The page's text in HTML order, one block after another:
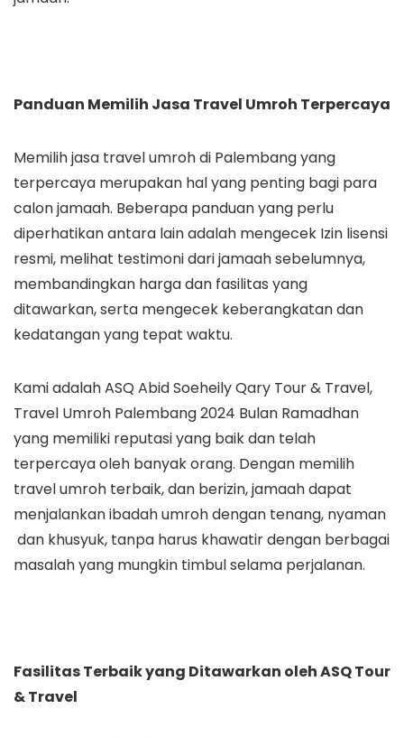
Panduan Memilih Jasa Travel Umroh Terpercaya
Memilih jasa travel umroh di Palembang yang
terpercaya merupakan hal yang penting bagi para
calon jamaah. Beberapa panduan yang perlu
diperhatikan antara lain adalah mengecek Izin lisensi
resmi, melihat testimoni dari jamaah sebelumnya,
membandingkan harga dan fasilitas yang
ditawarkan, serta mengecek keberangkatan dan
kedatangan yang tepat waktu.
Kami adalah ASQ Abid Soeheily Qary Tour & Travel,
Travel Umroh Palembang 2024 Bulan Ramadhan
yang memiliki reputasi yang baik dan telah
terpercaya oleh banyak orang. Dengan memilih
travel umroh terbaik, dan berizin, jamaah dapat
menjalankan ibadah umroh dengan tenang, nyaman
dan khusyuk, tanpa harus khawatir dengan berbagai
masalah yang mungkin timbul selama perjalanan.
Fasilitas Terbaik yang Ditawarkan oleh ASQ Tour
& Travel